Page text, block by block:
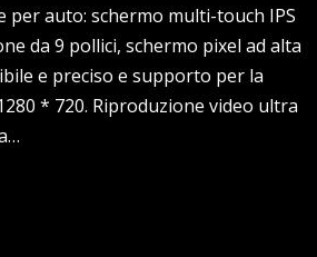
per auto: schermo multi-touch IPS
da 9 pollici, schermo pixel ad alta
e preciso e supporto per la
* 720. Riproduzione video ultra